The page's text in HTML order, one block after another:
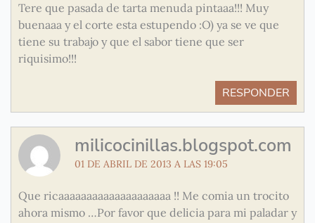
Tere que pasada de tarta menuda pintaaa!!! Muy
buenaaa y el corte esta estupendo :O) ya se ve que
tiene su trabajo y que el sabor tiene que ser
riquisimo!!!
RESPONDER
milicocinillas.blogspot.com
01 DE ABRIL DE 2013 A LAS 19:05
Que ricaaaaaaaaaaaaaaaaaaaa !! Me comia un trocito
ahora mismo …Por favor que delicia para mi paladar y